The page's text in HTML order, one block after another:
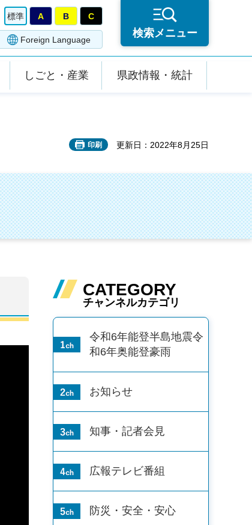
標準 A B C
Foreign Language
検索メニュー
しごと・産業 県政情報・統計
印刷 更新日：2022年8月25日
CATEGORY
チャンネルカテゴリ
令和6年能登半島地震令
和6年奥能登豪雨
お知らせ
知事・記者会見
広報テレビ番組
防災・安全・安心